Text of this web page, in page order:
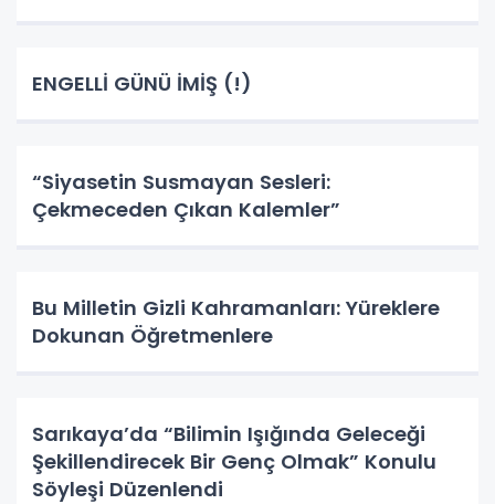
ENGELLİ GÜNÜ İMİŞ (!)
“Siyasetin Susmayan Sesleri:
Çekmeceden Çıkan Kalemler”
Bu Milletin Gizli Kahramanları: Yüreklere
Dokunan Öğretmenlere
Sarıkaya’da “Bilimin Işığında Geleceği
Şekillendirecek Bir Genç Olmak” Konulu
Söyleşi Düzenlendi